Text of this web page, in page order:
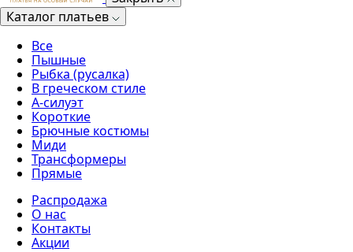
Каталог платьев
Все
Пышные
Рыбка (русалка)
В греческом стиле
А-силуэт
Короткие
Брючные костюмы
Миди
Трансформеры
Прямые
Распродажа
О нас
Контакты
Акции